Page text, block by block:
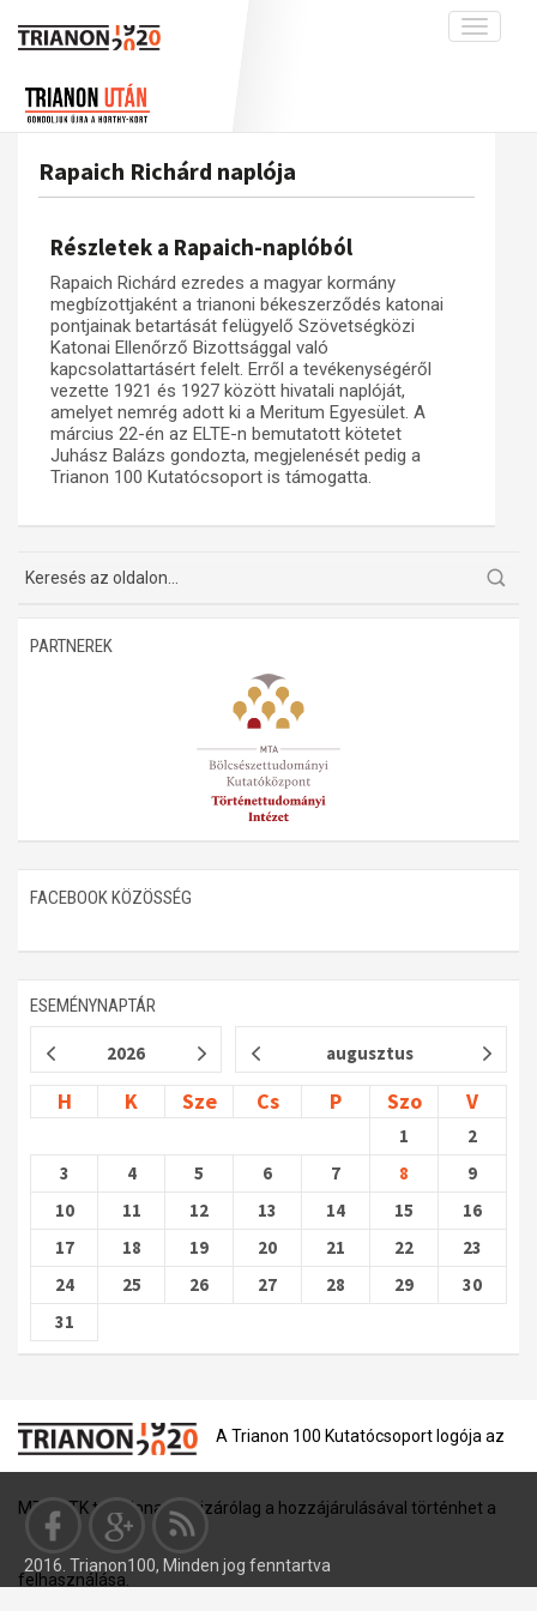
Toggle
interpretációk
A békerendszer megszilárdulása
Utókor és emlékezet
Munkatársaink
Galéria
Adatbázis
Emlékművek (feltöltés alatt)
Menekültek
Visszhang
Publikációk
Kapcsolat
Trianon-kommentár
Dokumentumok
Rapaich Richárd naplója
Részletek a Rapaich-naplóból
Rapaich Richárd ezredes a magyar kormány
megbízottjaként a trianoni békeszerződés katonai
pontjainak betartását felügyelő Szövetségközi
Katonai Ellenőrző Bizottsággal való
kapcsolattartásért felelt. Erről a tevékenységéről
vezette 1921 és 1927 között hivatali naplóját,
amelyet nemrég adott ki a Meritum Egyesület. A
március 22-én az ELTE-n bemutatott kötetet
Juhász Balázs gondozta, megjelenését pedig a
Trianon 100 Kutatócsoport is támogatta.
PARTNEREK
FACEBOOK KÖZÖSSÉG
ESEMÉNYNAPTÁR
2026 augusztus
H K Sze Cs P Szo V
1
2
3
4 5 6 7 8
9
10
11 12 13 14 15
16
17
18 19 20 21 22
23
24
25 26 27 28 29
30
31
A Trianon 100 Kutatócsoport logója az
MTA BTK tulajdona, és kizárólag a hozzájárulásával történhet a
felhasználása.
2016. Trianon100, Minden jog fenntartva